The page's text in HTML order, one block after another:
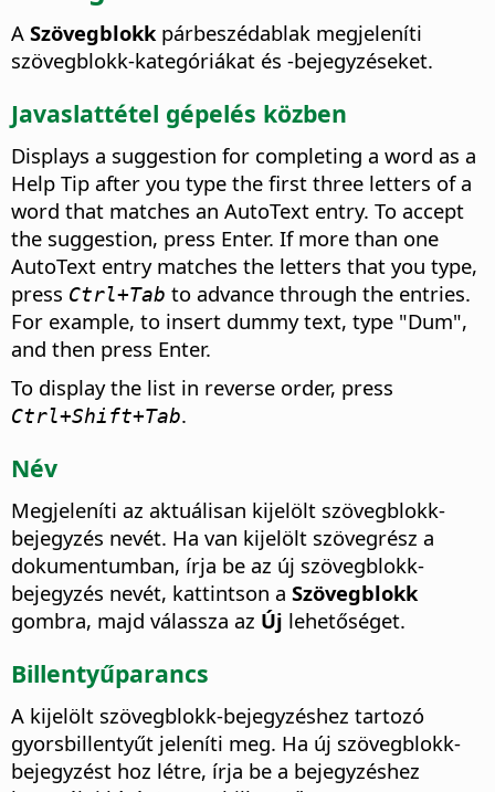
A Szövegblokk párbeszédablak megjeleníti
szövegblokk-kategóriákat és -bejegyzéseket.
Javaslattétel gépelés közben
Displays a suggestion for completing a word as a
Help Tip after you type the first three letters of a
word that matches an AutoText entry. To accept
the suggestion, press Enter. If more than one
AutoText entry matches the letters that you type,
press Ctrl+Tab to advance through the entries.
For example, to insert dummy text, type "Dum",
and then press Enter.
To display the list in reverse order, press
Ctrl+Shift+Tab.
Név
Megjeleníti az aktuálisan kijelölt szövegblokk-
bejegyzés nevét. Ha van kijelölt szövegrész a
dokumentumban, írja be az új szövegblokk-
bejegyzés nevét, kattintson a Szövegblokk
gombra, majd válassza az Új lehetőséget.
Billentyűparancs
A kijelölt szövegblokk-bejegyzéshez tartozó
gyorsbillentyűt jeleníti meg. Ha új szövegblokk-
bejegyzést hoz létre, írja be a bejegyzéshez